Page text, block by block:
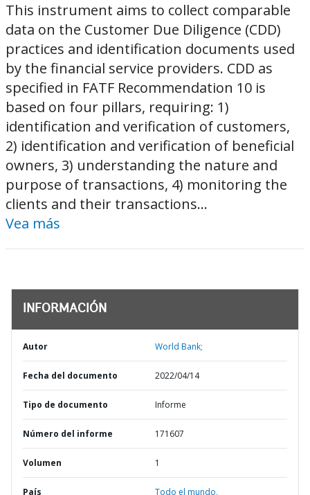
This instrument aims to collect comparable
data on the Customer Due Diligence (CDD)
practices and identification documents used
by the financial service providers. CDD as
specified in FATF Recommendation 10 is
based on four pillars, requiring: 1)
identification and verification of customers,
2) identification and verification of beneficial
owners, 3) understanding the nature and
purpose of transactions, 4) monitoring the
clients and their transactions...
Vea más
INFORMACIÓN
Autor World Bank;
Fecha del documento 2022/04/14
Tipo de documento Informe
Número del informe 171607
Volumen 1
País Todo el mundo,